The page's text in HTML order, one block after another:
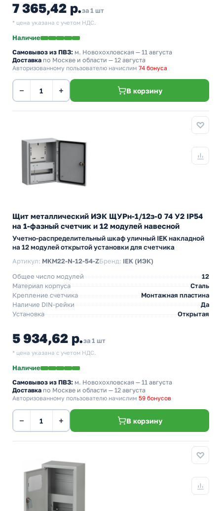
7 365,42 р.за 1 шт
* цена указана с учетом НДС.
Наличие
Самовывоз из ПВЗ: м. Новохохловская — 11 августа
Доставка по Москве и области — 12 августа
Авторизованному пользователю начислим 74 бонуса
− + В корзину
Щит металлический ИЭК ЩУРн-1/12з-0 74 У2 IP54
на 1-фазный счетчик и 12 модулей навесной
Учетно-распределительный шкаф уличный IEK накладной
на 12 модулей открытой установки для счетчика
Артикул: MKM22-N-12-54-ZБренд: IEK (ИЭК)
Общее число модулей
12
Материал корпуса
Сталь
Крепление счетчика
Монтажная пластина
Наличие DIN-рейки
Да
Установка
Открытая
5 934,62 р.за 1 шт
* цена указана с учетом НДС.
Наличие
Самовывоз из ПВЗ: м. Новохохловская — 11 августа
Доставка по Москве и области — 12 августа
Авторизованному пользователю начислим 59 бонусов
− + В корзину